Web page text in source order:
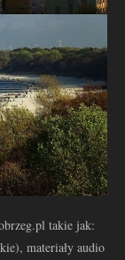
takie jak:
materiały audio